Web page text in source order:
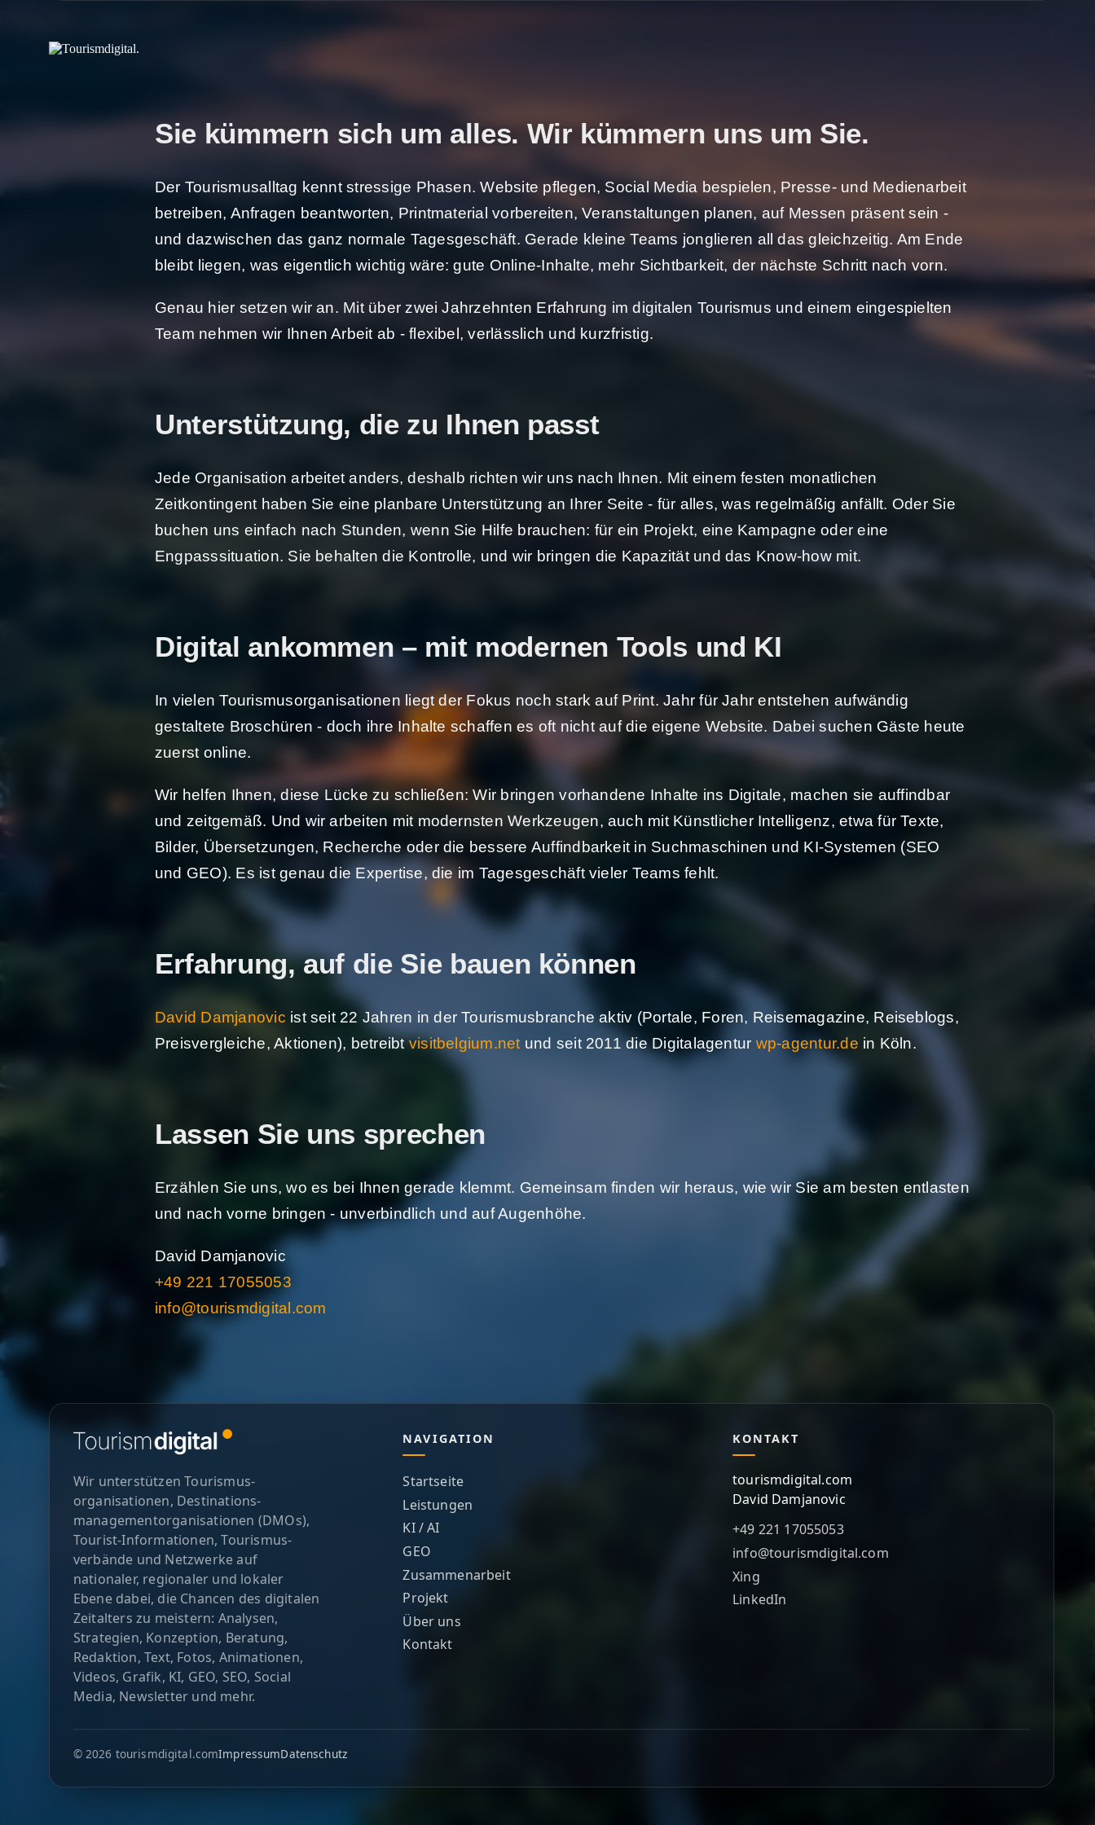
Sie kümmern sich um alles. Wir kümmern uns um Sie.
Der Tourismusalltag kennt stressige Phasen. Website pflegen, Social Media bespielen, Presse- und Medienarbeit
betreiben, Anfragen beantworten, Printmaterial vorbereiten, Veranstaltungen planen, auf Messen präsent sein -
und dazwischen das ganz normale Tagesgeschäft. Gerade kleine Teams jonglieren all das gleichzeitig. Am Ende
bleibt liegen, was eigentlich wichtig wäre: gute Online-Inhalte, mehr Sichtbarkeit, der nächste Schritt nach vorn.
Genau hier setzen wir an. Mit über zwei Jahrzehnten Erfahrung im digitalen Tourismus und einem eingespielten
Team nehmen wir Ihnen Arbeit ab - flexibel, verlässlich und kurzfristig.
Unterstützung, die zu Ihnen passt
Jede Organisation arbeitet anders, deshalb richten wir uns nach Ihnen. Mit einem festen monatlichen
Zeitkontingent haben Sie eine planbare Unterstützung an Ihrer Seite - für alles, was regelmäßig anfällt. Oder Sie
buchen uns einfach nach Stunden, wenn Sie Hilfe brauchen: für ein Projekt, eine Kampagne oder eine
Engpasssituation. Sie behalten die Kontrolle, und wir bringen die Kapazität und das Know-how mit.
Digital ankommen – mit modernen Tools und KI
In vielen Tourismusorganisationen liegt der Fokus noch stark auf Print. Jahr für Jahr entstehen aufwändig
gestaltete Broschüren - doch ihre Inhalte schaffen es oft nicht auf die eigene Website. Dabei suchen Gäste heute
zuerst online.
Wir helfen Ihnen, diese Lücke zu schließen: Wir bringen vorhandene Inhalte ins Digitale, machen sie auffindbar
und zeitgemäß. Und wir arbeiten mit modernsten Werkzeugen, auch mit Künstlicher Intelligenz, etwa für Texte,
Bilder, Übersetzungen, Recherche oder die bessere Auffindbarkeit in Suchmaschinen und KI-Systemen (SEO
und GEO). Es ist genau die Expertise, die im Tagesgeschäft vieler Teams fehlt.
Erfahrung, auf die Sie bauen können
David Damjanovic ist seit 22 Jahren in der Tourismusbranche aktiv (Portale, Foren, Reisemagazine, Reiseblogs,
Preisvergleiche, Aktionen), betreibtvisitbelgium.netund seit 2011 die Digitalagentur wp-agentur.de in Köln.
Lassen Sie uns sprechen
Erzählen Sie uns, wo es bei Ihnen gerade klemmt. Gemeinsam finden wir heraus, wie wir Sie am besten entlasten
und nach vorne bringen - unverbindlich und auf Augenhöhe.
David Damjanovic
+49 221 17055053
info@tourismdigital.com
Wir unterstützen Tourismus­
organisationen, Destinations­
management­organisationen (DMOs),
Tourist-Informationen, Tourismus­
verbände und Netzwerke auf
nationaler, regionaler und lokaler
Ebene dabei, die Chancen des digitalen
Zeitalters zu meistern: Analysen,
Strategien, Konzeption, Beratung,
Redaktion, Text, Fotos, Animationen,
Videos, Grafik, KI, GEO, SEO, Social
Media, Newsletter und mehr.
NAVIGATION
Startseite
Leistungen
KI / AI
GEO
Zusammenarbeit
Projekt
Über uns
Kontakt
KONTAKT
tourismdigital.com
David Damjanovic
+49 221 17055053
info@tourismdigital.com
Xing
LinkedIn
© 2026 tourismdigital.comImpressumDatenschutz